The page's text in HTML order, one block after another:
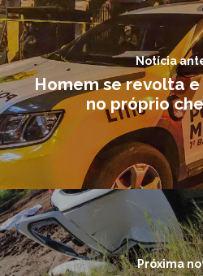
Notícia
Homem se revolta
no próprio
Próxima